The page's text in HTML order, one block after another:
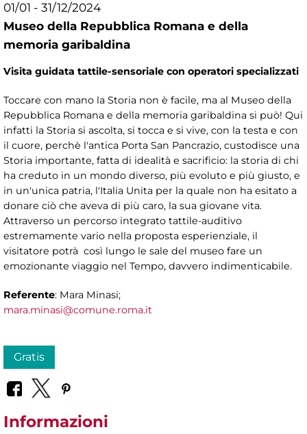
01/01 - 31/12/2024
Museo della Repubblica Romana e della
memoria garibaldina
Visita guidata tattile-sensoriale con operatori specializzati
Toccare con mano la Storia non è facile, ma al Museo della
Repubblica Romana e della memoria garibaldina si può! Qui
infatti la Storia si ascolta, si tocca e si vive, con la testa e con
il cuore, perchè l'antica Porta San Pancrazio, custodisce una
Storia importante, fatta di idealità e sacrificio: la storia di chi
ha creduto in un mondo diverso, più evoluto e più giusto, e
in un'unica patria, l'Italia Unita per la quale non ha esitato a
donare ciò che aveva di più caro, la sua giovane vita.
Attraverso un percorso integrato tattile-auditivo
estremamente vario nella proposta esperienziale, il
visitatore potrà così lungo le sale del museo fare un
emozionante viaggio nel Tempo, davvero indimenticabile.
Referente: Mara Minasi;
mara.minasi@comune.roma.it
Gratis
Informazioni